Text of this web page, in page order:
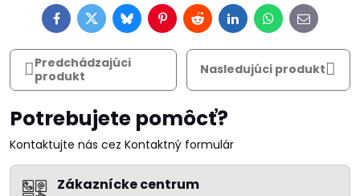
FacebookTwitterBlueskyPinterestRedditLinkedInWhatsApp
E-
mail
Predchádzajúci
produkt
Nasledujúci produkt
Potrebujete pomôcť?
Kontaktujte nás cez Kontaktný formulár
Zákaznícke centrum